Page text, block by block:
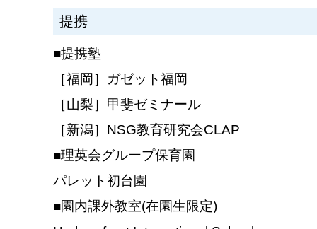
提携
■提携塾
［福岡］ガゼット福岡
［山梨］甲斐ゼミナール
［新潟］NSG教育研究会CLAP
■理英会グループ保育園
パレット初台園
■園内課外教室(在園生限定)